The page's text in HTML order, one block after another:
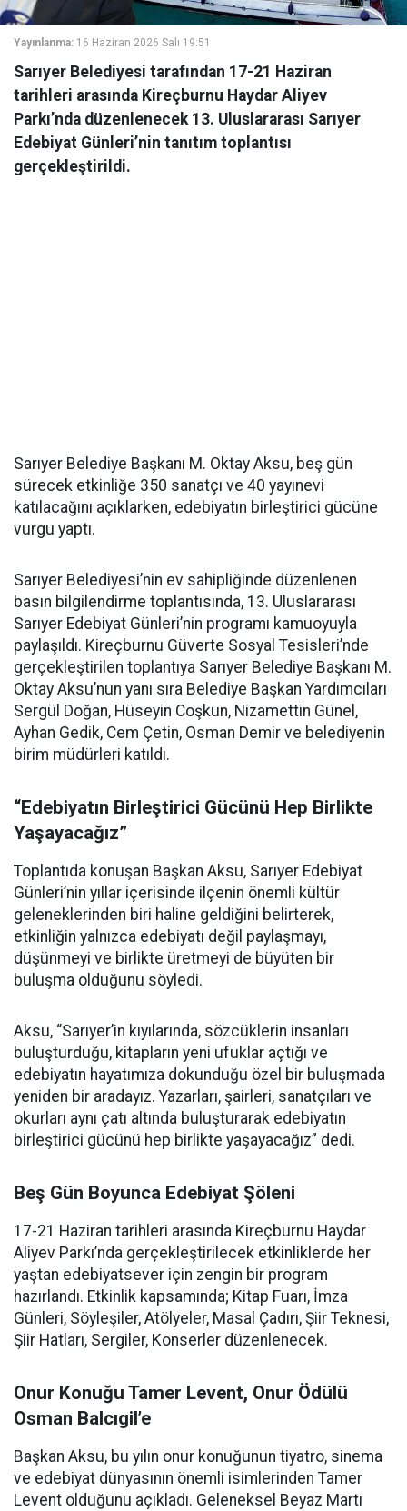
Yayınlanma: 16 Haziran 2026 Salı 19:51
Sarıyer Belediyesi tarafından 17-21 Haziran
tarihleri arasında Kireçburnu Haydar Aliyev
Parkı’nda düzenlenecek 13. Uluslararası Sarıyer
Edebiyat Günleri’nin tanıtım toplantısı
gerçekleştirildi.
Sarıyer Belediye Başkanı M. Oktay Aksu, beş gün
sürecek etkinliğe 350 sanatçı ve 40 yayınevi
katılacağını açıklarken, edebiyatın birleştirici gücüne
vurgu yaptı.
Sarıyer Belediyesi’nin ev sahipliğinde düzenlenen
basın bilgilendirme toplantısında, 13. Uluslararası
Sarıyer Edebiyat Günleri’nin programı kamuoyuyla
paylaşıldı. Kireçburnu Güverte Sosyal Tesisleri’nde
gerçekleştirilen toplantıya Sarıyer Belediye Başkanı M.
Oktay Aksu’nun yanı sıra Belediye Başkan Yardımcıları
Sergül Doğan, Hüseyin Coşkun, Nizamettin Günel,
Ayhan Gedik, Cem Çetin, Osman Demir ve belediyenin
birim müdürleri katıldı.
“Edebiyatın Birleştirici Gücünü Hep Birlikte
Yaşayacağız”
Toplantıda konuşan Başkan Aksu, Sarıyer Edebiyat
Günleri’nin yıllar içerisinde ilçenin önemli kültür
geleneklerinden biri haline geldiğini belirterek,
etkinliğin yalnızca edebiyatı değil paylaşmayı,
düşünmeyi ve birlikte üretmeyi de büyüten bir
buluşma olduğunu söyledi.
Aksu, “Sarıyer’in kıyılarında, sözcüklerin insanları
buluşturduğu, kitapların yeni ufuklar açtığı ve
edebiyatın hayatımıza dokunduğu özel bir buluşmada
yeniden bir aradayız. Yazarları, şairleri, sanatçıları ve
okurları aynı çatı altında buluşturarak edebiyatın
birleştirici gücünü hep birlikte yaşayacağız” dedi.
Beş Gün Boyunca Edebiyat Şöleni
17-21 Haziran tarihleri arasında Kireçburnu Haydar
Aliyev Parkı’nda gerçekleştirilecek etkinliklerde her
yaştan edebiyatsever için zengin bir program
hazırlandı. Etkinlik kapsamında; Kitap Fuarı, İmza
Günleri, Söyleşiler, Atölyeler, Masal Çadırı, Şiir Teknesi,
Şiir Hatları, Sergiler, Konserler düzenlenecek.
Onur Konuğu Tamer Levent, Onur Ödülü
Osman Balcıgil’e
Başkan Aksu, bu yılın onur konuğunun tiyatro, sinema
ve edebiyat dünyasının önemli isimlerinden Tamer
Levent olduğunu açıkladı. Geleneksel Beyaz Martı